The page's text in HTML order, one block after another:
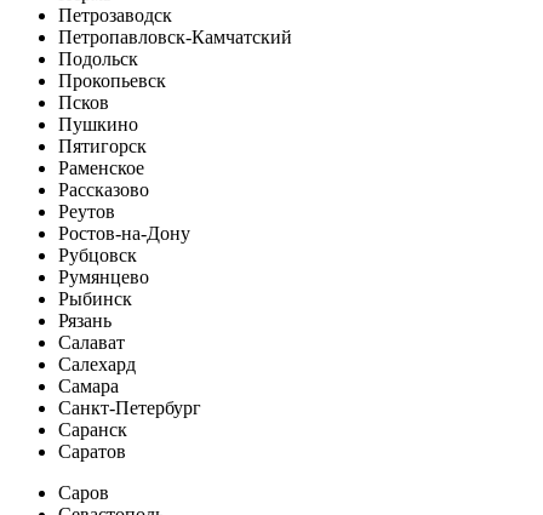
Петрозаводск
Петропавловск-Камчатский
Подольск
Прокопьевск
Псков
Пушкино
Пятигорск
Раменское
Рассказово
Реутов
Ростов-на-Дону
Рубцовск
Румянцево
Рыбинск
Рязань
Салават
Салехард
Самара
Санкт-Петербург
Саранск
Саратов
Саров